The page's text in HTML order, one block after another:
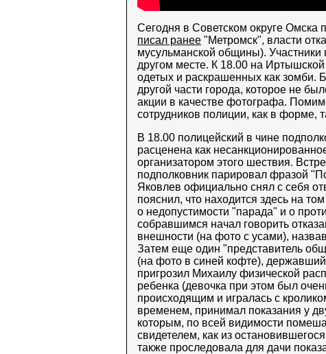
Сегодня в Советском округе Омска
писал ранее "Метромск", власти
мусульманской общины). Участники
другом месте. К 18.00 на
одетых и раскрашенных как зомби.
другой части города, которое не
акции в качестве фотографа.
сотрудников полиции, как в форме,
В 18.00 полицейский в чине
расценена как
организатором этого шествия.
подполковник парировал фразой
Яковлев официально снял с себя
пояснил, что находится здесь на
о недопустимости "парада" и о
собравшимся начал говорить
внешности (на фото с усами),
Затем еще один "представитель
(на фото в синей кофте), державший
пригрозил Михаилу физической
ребенка (девочка при этом был
происходящим и игралась с
временем, принимал показания у
которым, по всей видимости
свидетелем, как из
также проследовала для дачи